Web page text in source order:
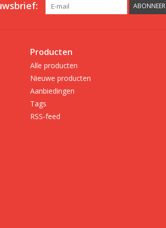
ABONNEER
Producten
Alle producten
Nieuwe producten
Aanbiedingen
Tags
RSS-feed